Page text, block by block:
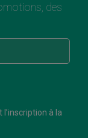
des
à la